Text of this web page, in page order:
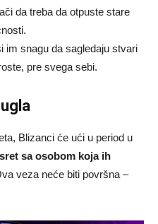
da treba da otpuste stare
im snagu da sagledaju stvari
pre svega sebi.
Blizanci će ući u period u
sa osobom koja ih
veza neće biti površna –